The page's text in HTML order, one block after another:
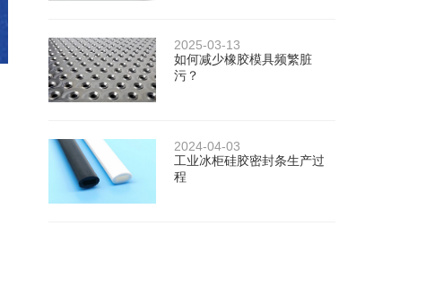
2025-03-13
如何减少橡胶模具频繁脏
污？
2024-04-03
工业冰柜硅胶密封条生产过
程